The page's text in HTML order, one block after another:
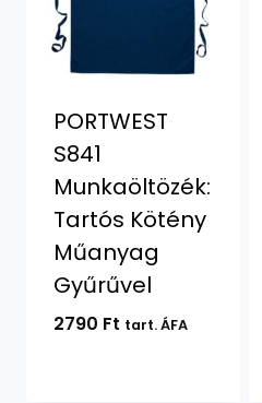
PORTWEST
S841
Munkaöltözék:
Tartós Kötény
Műanyag
Gyűrűvel
2790 Ft tart. ÁFA